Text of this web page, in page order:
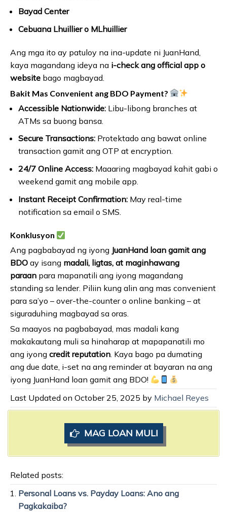
Bayad Center
Cebuana Lhuillier o MLhuillier
Ang mga ito ay patuloy na ina-update ni JuanHand,
kaya magandang ideya na i-check ang official app o
website bago magbayad.
Bakit Mas Convenient ang BDO Payment?
Accessible Nationwide:Libu-libong branches at
ATMs sa buong bansa.
Secure Transactions:Protektado ang bawat online
transaction gamit ang OTP at encryption.
24/7 Online Access:Maaaring magbayad kahit gabi o
weekend gamit ang mobile app.
Instant Receipt Confirmation:May real-time
notification sa email o SMS.
Konklusyon
Ang pagbabayad ng iyong JuanHand loan gamit ang
BDO ay isang madali, ligtas, at maginhawang
paraan para mapanatili ang iyong magandang
standing sa lender. Piliin kung alin ang mas convenient
para sa’yo – over-the-counter o online banking – at
siguraduhing magbayad sa oras.
Sa maayos na pagbabayad, mas madali kang
makakautang muli sa hinaharap at mapapanatili mo
ang iyong credit reputation. Kaya bago pa dumating
ang due date, i-set na ang reminder at bayaran na ang
iyong JuanHand loan gamit ang BDO!
Last Updated on October 25, 2025 by Michael Reyes
MAG LOAN MULI
Related posts:
Personal Loans vs. Payday Loans: Ano ang
Pagkakaiba?